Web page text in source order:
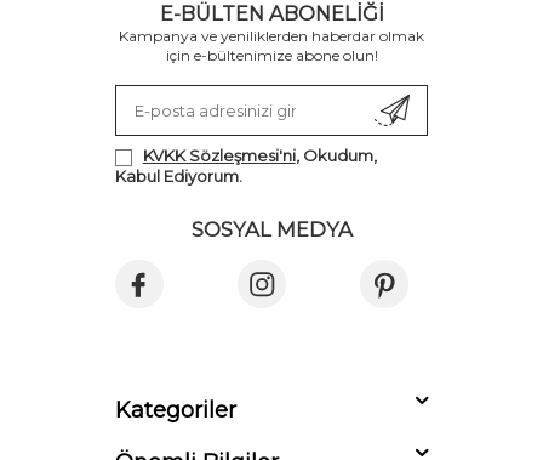
E-BÜLTEN ABONELIĞI
Kampanya ve yeniliklerden haberdar olmak
için e-bültenimize abone olun!
KVKK Sözleşmesi'ni, Okudum,
Kabul Ediyorum.
SOSYAL MEDYA
Kategoriler